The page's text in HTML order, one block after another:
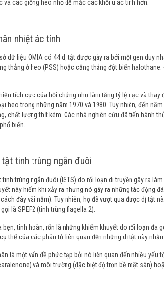
và các giống heo nhỏ dễ mắc các khối u ác tính hơn.
nhiệt ác tính
dữ liệu OMIA có 44 dị tật được gây ra bởi một gen duy
thẳng ở heo (PSS) hoặc căng thẳng đột biến
tích cực của hội chứng như làm tăng tỷ lệ nạc và
heo trong những năm 1970 và 1980. Tuy nhiên, đến
chất lượng thịt kém. Các nhà nghiên cứu đã tiến hành
biến.
tật tinh trùng ngắn đuôi
tinh trùng ngắn đuôi (ISTS) do rối loạn di truyền gây ra
này hiếm khi xảy ra nhưng nó gây ra những tác động
đây vài năm). Tuy nhiên, họ đã vượt qua được dị tật
là SPEF2 (tinh trùng flagella 2).
bẹn, tinh hoàn, rốn là những khiếm khuyết do rối loạn đa
thể của các phân tử liên quan đến những dị tật này
là một vấn đề phức tạp bởi nó liên quan đến nhiều
và môi trường (đặc biệt độ trơn bề mặt sàn)